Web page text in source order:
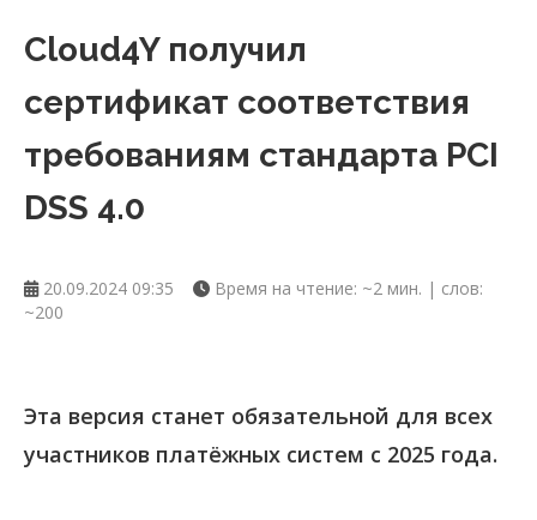
Cloud4Y получил
сертификат соответствия
требованиям стандарта PCI
DSS 4.0
20.09.2024 09:35
Время на чтение: ~2 мин. | слов:
~200
Эта версия станет обязательной для всех
участников платёжных систем с 2025 года.